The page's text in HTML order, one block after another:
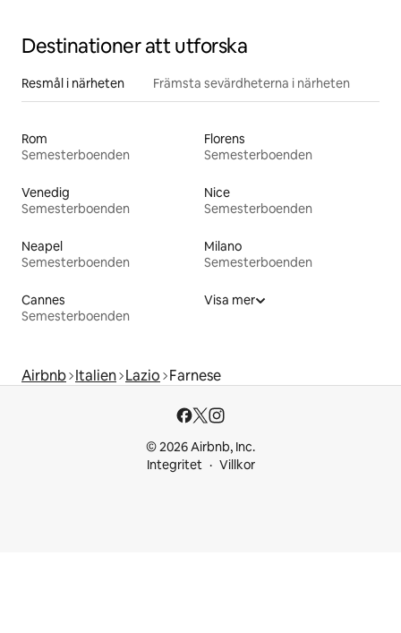
Destinationer att utforska
Resmål i närheten Främsta sevärdheterna i närheten
Rom
Semesterboenden
Florens
Semesterboenden
Venedig
Semesterboenden
Nice
Semesterboenden
Neapel
Semesterboenden
Milano
Semesterboenden
Cannes
Semesterboenden
Visa mer
Airbnb Italien Lazio Farnese
© 2026 Airbnb, Inc.
Integritet
Villkor